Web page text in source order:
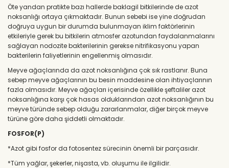
Öte yandan pratikte bazı hallerde baklagil bitkilerinde de azot
noksanlığı ortaya çıkmaktadır. Bunun sebebi ise yine doğrudan
doğruya uygun bir durumda bulunmayan iklim faktörlerinin
etkileriyle gerek bu bitkilerin atmosfer azotundan faydalanmalarını
sağlayan nodozite bakterilerinin gerekse nitrifikasyonu yapan
bakterilerin faliyetlerinin engellenmiş olmasıdır.
Meyve ağaçlarında da azot noksanlığına çok sık rastlanır. Buna
sebep meyve ağaçlarının bu besin maddesine olan ihtiyaçlarının
fazla olmasıdır. Meyve ağaçları içerisinde özellikle şeftaliler azot
noksanlığına karşı çok hasas olduklarından azot noksanlığının bu
meyve türünde sebep olduğu zararlanmalar, diğer birçok meyve
türüne göre daha şiddetli olmaktadır.
FOSFOR(P)
*Azot gibi fosfor da fotosentez sürecinin önemli bir parçasıdır.
*Tüm yağlar, şekerler, nişasta, vb. oluşumu ile ilgilidir.